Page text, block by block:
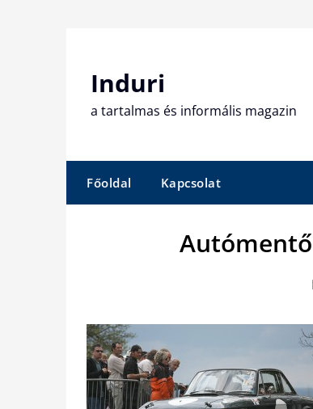
Induri
a tartalmas és informális magazin
Főoldal Kapcsolat